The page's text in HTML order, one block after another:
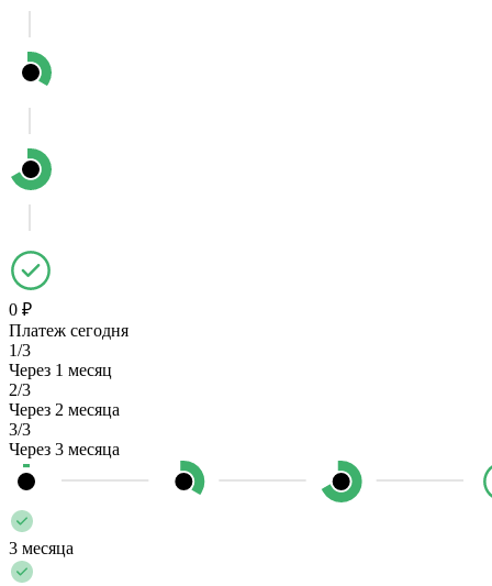
0 ₽
Платеж сегодня
1/3
Через 1 месяц
2/3
Через 2 месяца
3/3
Через 3 месяца
3 месяца